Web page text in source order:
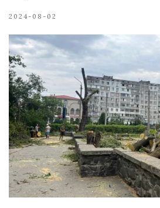
2024-08-02